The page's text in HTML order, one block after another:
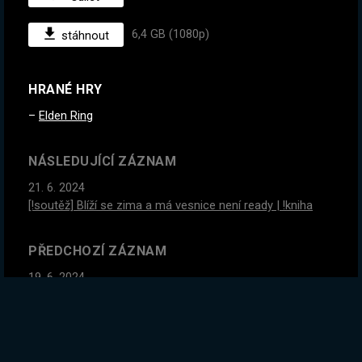
stáhnout 6,4 GB (1080p)
HRANÉ HRY
Elden Ring
NÁSLEDUJÍCÍ ZÁZNAM
21. 6. 2024
[!soutěž] Blíží se zima a má vesnice není ready | !kniha
PŘEDCHOZÍ ZÁZNAM
19. 6. 2024